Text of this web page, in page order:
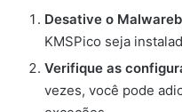
Desative o
KMSPico seja
Verifique as
vezes, você pode